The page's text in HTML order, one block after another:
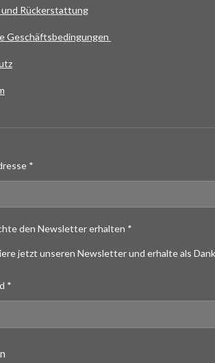
und Rückerstattung
Geschäftsbedingungen
*
den Newsletter erhalten *
jetzt unseren Newsletter und erhalte als
*